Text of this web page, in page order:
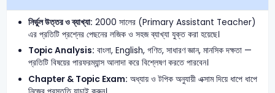
নির্ভুল উত্তর ও ব্যাখ্যা: 2000 সালের (Primary Assistant Teacher)
এর প্রতিটি প্রশ্নের পেছনের লজিক ও সহজ ব্যাখ্যা যুক্ত করা হয়েছে।
Topic Analysis: বাংলা, English, গণিত, সাধারণ জ্ঞান, মানসিক দক্ষতা —
প্রতিটি বিষয়ের পারফরম্যান্স আলাদা করে বিশ্লেষণ করতে পারবেন।
Chapter & Topic Exam: অধ্যায় ও টপিক অনুযায়ী এক্সাম দিয়ে ধাপে ধাপে